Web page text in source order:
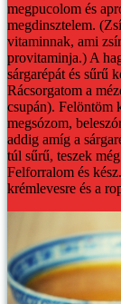
megpucolom és
megdinsztelem.
vitaminnak, ami
provitaminja.) A
sárgarépát és sűrű
Rácsorgatom a
csupán). Felöntöm
megsózom,
addig amíg a
túl sűrű, teszek
Felforralom és
krémlevesre és a